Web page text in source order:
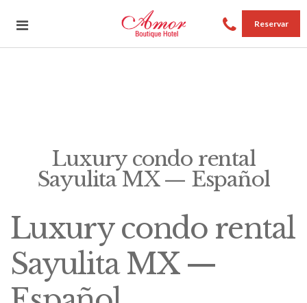
Reservar
Luxury condo rental
Sayulita MX — Español
Luxury condo rental
Sayulita MX —